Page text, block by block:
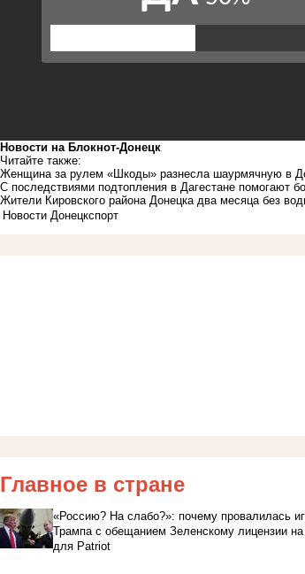
Новости на Блoкнoт-Донецк
Читайте также:
Женщина за рулем «Шкоды» разнесла шаурмячную в
С последствиями подтопления в Дагестане помогают
Жители Кировского района Донецка два месяца без
Новости Донецкспорт
Главное в стране
«Россию? На слабо?»: почему провалилась
Трампа с обещанием Зеленскому лицензии на
для Patriot